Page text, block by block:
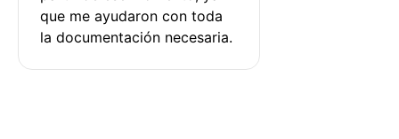
que me ayudaron con toda
la documentación necesaria.